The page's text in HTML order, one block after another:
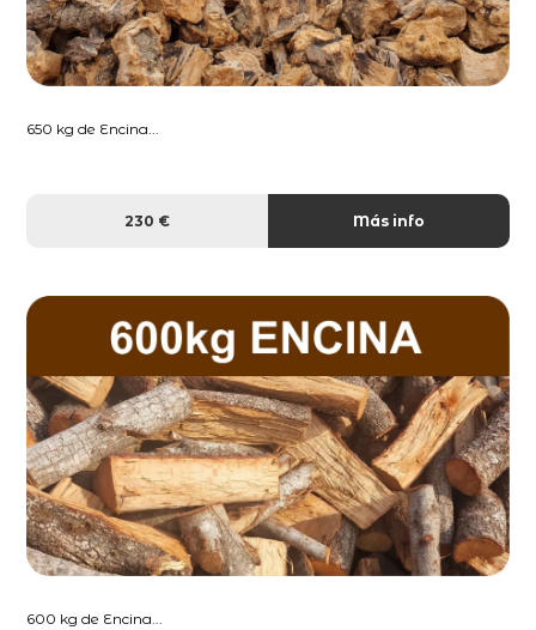
650 kg de Encina...
230 € Más info
600 kg de Encina...